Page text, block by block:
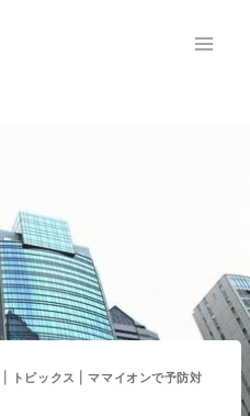
トピックス
ママイオンで予防対